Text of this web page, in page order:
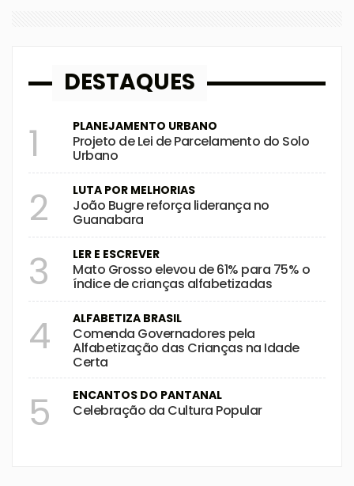
DESTAQUES
1 PLANEJAMENTO URBANO
Projeto de Lei de Parcelamento do Solo
Urbano
2 LUTA POR MELHORIAS
João Bugre reforça liderança no
Guanabara
3 LER E ESCREVER
Mato Grosso elevou de 61% para 75% o
índice de crianças alfabetizadas
4 ALFABETIZA BRASIL
Comenda Governadores pela
Alfabetização das Crianças na Idade
Certa
5 ENCANTOS DO PANTANAL
Celebração da Cultura Popular